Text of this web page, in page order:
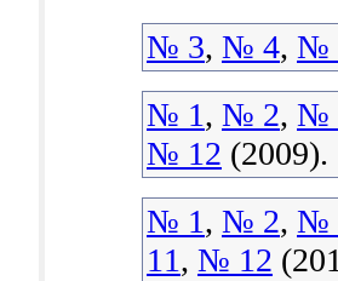
№ 3, № 4, №
№ 1, № 2, №
№ 12 (2009).
№ 1, № 2, №
11, № 12